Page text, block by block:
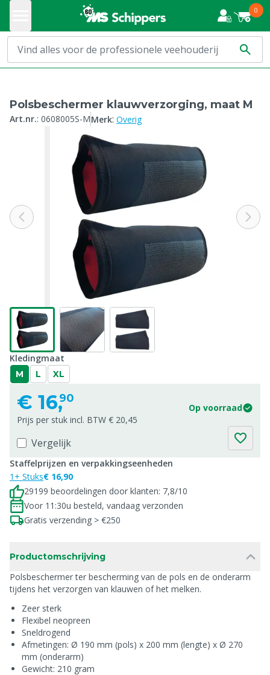
0
Polsbeschermer klauwverzorging, maat M
Art.nr.: 0608005S-MMerk: Overig
Kledingmaat
M L XL
€ 16,90
Op voorraad
Prijs per stuk incl. BTW € 20,45
Vergelijk
Staffelprijzen en verpakkingseenheden
1+ Stuks€ 16,90
29199 beoordelingen door klanten: 7,8/10
Voor 11:30u besteld, vandaag verzonden
Gratis verzending > €250
Productomschrijving
Polsbeschermer ter bescherming van de pols en de onderarm
tijdens het verzorgen van klauwen of het melken.
Zeer sterk
Flexibel neopreen
Sneldrogend
Afmetingen: Ø 190 mm (pols) x 200 mm (lengte) x Ø 270
mm (onderarm)
Gewicht: 210 gram